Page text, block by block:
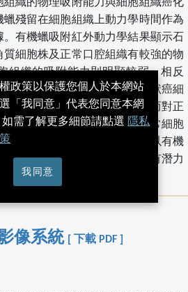
殘留在細胞組織上動力學時間作為
有機蠟吸附紅外動力學結果顯示石
細胞株及正常口腔組織有較強的物
組織的吸附能力則明顯較弱。相反
結果則顯示人類口腔上皮鱗狀癌細
子之間有較強的吸附能力，而對正
們認為石蠟及蜜蠟分別對正常細胞
一選擇性的動力學吸附，所以有機
臨床病理檢測上將是一個具有潛力
像系統 [ 下載 PDF ]
政策以保護您個人於本網站
「我同意」代表您同意本網
需了解更多細節請點選 隱私
我同意